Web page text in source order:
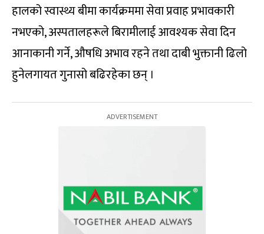
हालको स्वास्थ्य बीमा कार्यक्रममा सेवा प्रवाह प्रभावकारी
नभएको, अस्पतालहरूले बिरामीलाई आवश्यक सेवा दिन
आनाकानी गर्ने, औषधि अभाव रहने तथा दाबी भुक्तानी ढिलो
हुनेलगायत गुनासो बढिरहेका छन् ।